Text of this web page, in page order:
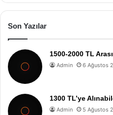
Son Yazılar
1500-2000 TL
Admin 6 Ağustos
1300 TL’ye
Admin 5 Ağustos